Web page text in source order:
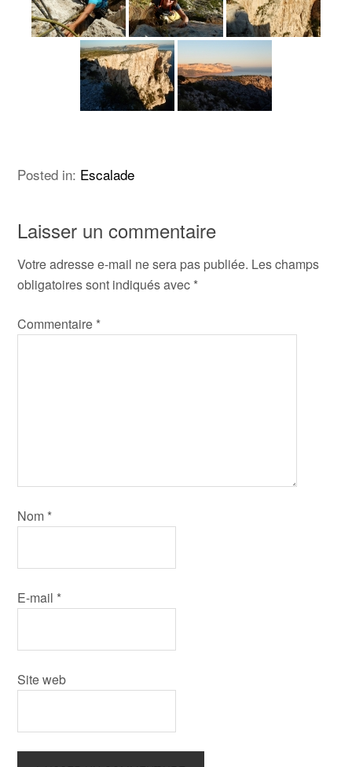
Posted in: Escalade
Laisser un commentaire
Votre adresse e-mail ne sera pas publiée. Les champs
obligatoires sont indiqués avec *
Commentaire *
Nom *
E-mail *
Site web